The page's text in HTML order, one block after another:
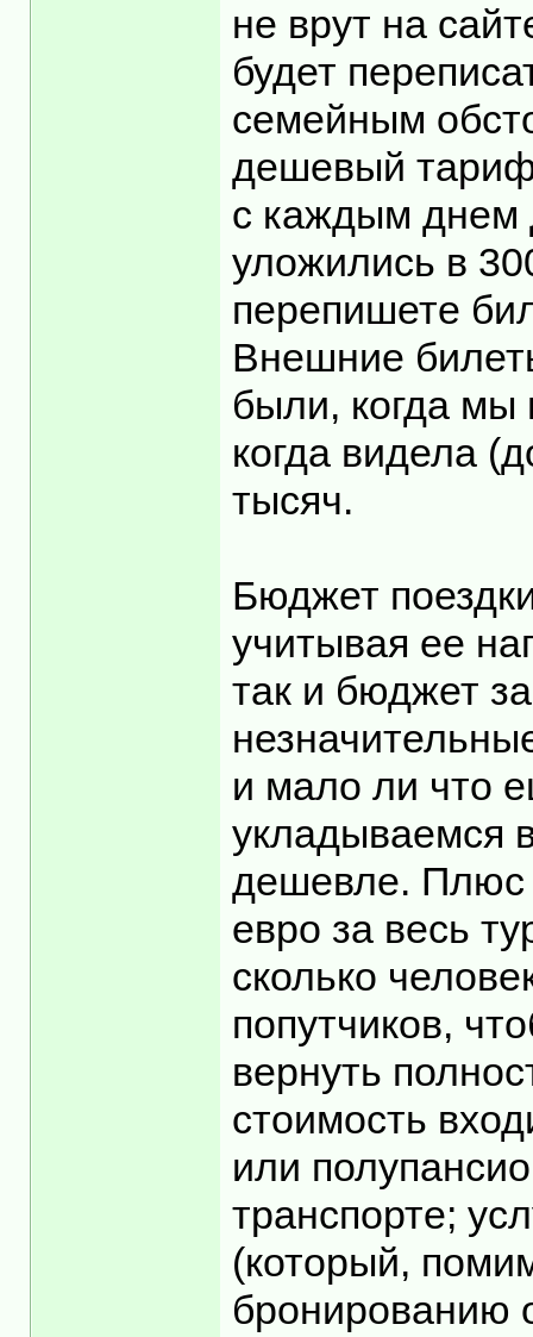
не врут на
будет
семейным
дешевый тариф
с каждым днем
уложились в
перепишете
Внешние
были, когда мы
когда видела
тысяч.
Бюджет
учитывая ее
так и бюджет
и мало ли что
укладываемся
дешевле. Плюс
евро за весь
сколько
попутчиков,
вернуть
стоимость
или
транспорте;
(который,
бронированию